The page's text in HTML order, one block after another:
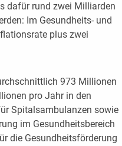
dafür rund zwei Milliarden
Im Gesundheits- und
plus zwei
973 Millionen
pro Jahr in den
Spitalsambulanzen sowie
im Gesundheitsbereich
die Gesundheitsförderung